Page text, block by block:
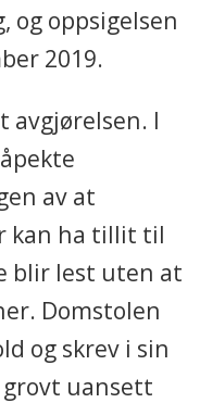
og oppsigelsen
2019.
avgjørelsen. I
av at
kan ha tillit til
blir lest uten at
Domstolen
og skrev i sin
uansett